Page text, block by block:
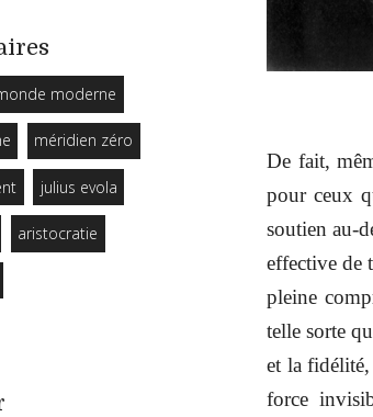
moderne
méridien zéro
julius evola
aristocratie
De fait,
pour ceux
soutien au-
effective de
pleine
telle sorte
et la
force